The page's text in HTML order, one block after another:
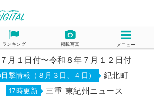
ランキング 掲載写真 メニュー
月１日付〜令和８年７月１２日付
撃情報（８月３日、４日） 紀北町
17時更新 三重 東紀州ニュース